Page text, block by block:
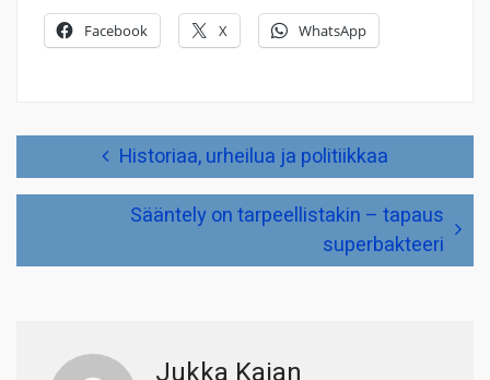
Facebook X WhatsApp
Historiaa, urheilua ja politiikkaa
Sääntely on tarpeellistakin – tapaus
superbakteeri